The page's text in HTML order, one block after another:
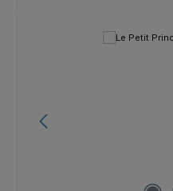
Bildergalerie überspringen